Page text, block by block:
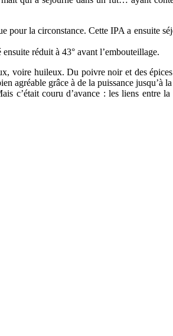
pour la circonstance. Cette IPA a ensuite
réduit à 43° avant l’embouteillage.
voire huileux. Du poivre noir et des
agréable grâce à de la puissance jusqu’à
c’était couru d’avance : les liens entre